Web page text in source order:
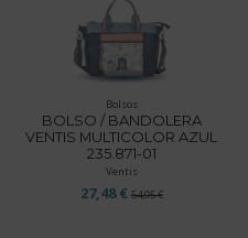
Bolsos
BOLSO / BANDOLERA
VENTIS MULTICOLOR AZUL
235.871-01
Ventis
27,48 € 54,95 €